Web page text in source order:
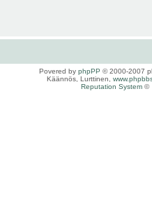
Povered by phpPP © 2000-2007
Käännös, Lurttinen,
Reputation System ©